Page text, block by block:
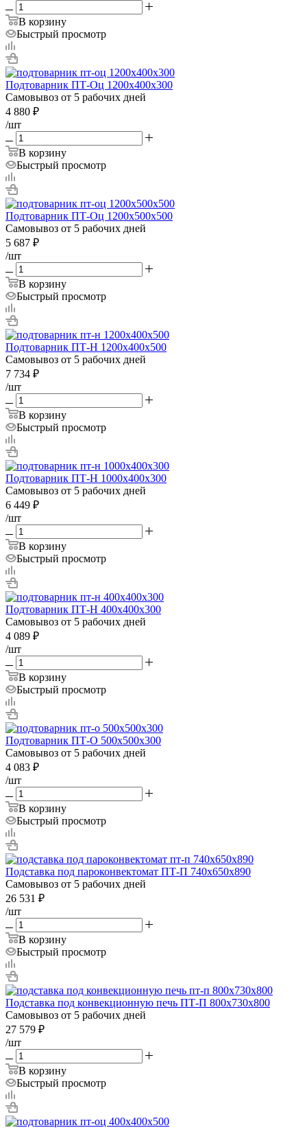
В корзину
Быстрый просмотр
Подтоварник ПТ-Оц 1200х400х300
Самовывоз от 5 рабочих дней
4 880 ₽
/шт
В корзину
Быстрый просмотр
Подтоварник ПТ-Оц 1200х500х500
Самовывоз от 5 рабочих дней
5 687 ₽
/шт
В корзину
Быстрый просмотр
Подтоварник ПТ-Н 1200х400х500
Самовывоз от 5 рабочих дней
7 734 ₽
/шт
В корзину
Быстрый просмотр
Подтоварник ПТ-Н 1000х400х300
Самовывоз от 5 рабочих дней
6 449 ₽
/шт
В корзину
Быстрый просмотр
Подтоварник ПТ-Н 400х400х300
Самовывоз от 5 рабочих дней
4 089 ₽
/шт
В корзину
Быстрый просмотр
Подтоварник ПТ-О 500х500х300
Самовывоз от 5 рабочих дней
4 083 ₽
/шт
В корзину
Быстрый просмотр
Подставка под пароконвектомат ПТ-П 740х650х890
Самовывоз от 5 рабочих дней
26 531 ₽
/шт
В корзину
Быстрый просмотр
Подставка под конвекционную печь ПТ-П 800х730х800
Самовывоз от 5 рабочих дней
27 579 ₽
/шт
В корзину
Быстрый просмотр